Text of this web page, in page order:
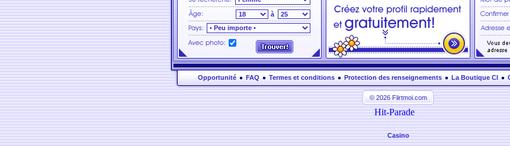
à
Opportunité FAQ Termes et conditions Protection des renseignements La Boutique CI
© 2026 Flirtmoi.com
Casino